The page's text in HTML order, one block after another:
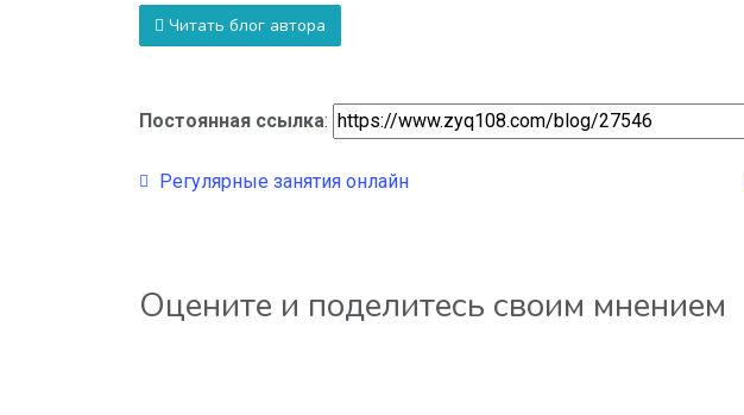
Читать блог автора
Постоянная ссылка:
Регулярные занятия онлайн
Оцените и поделитесь своим мнением